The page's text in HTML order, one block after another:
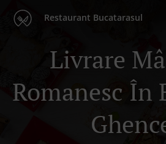
Restaurant Bucatarasul
Livrare
Romanesc În